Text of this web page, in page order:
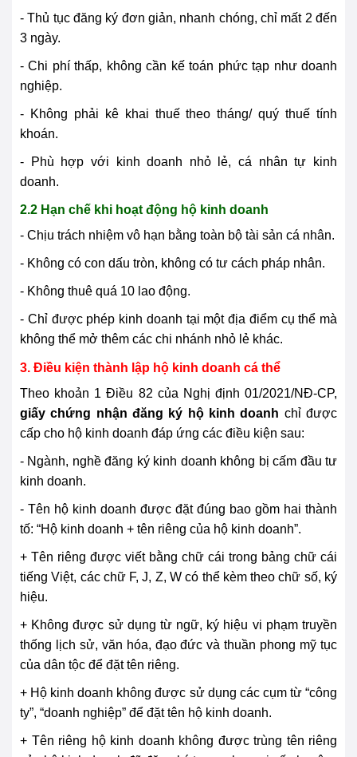
- Thủ tục đăng ký đơn giản, nhanh chóng, chỉ mất 2 đến
3 ngày.
- Chi phí thấp, không cần kế toán phức tạp như doanh
nghiệp.
- Không phải kê khai thuế theo tháng/ quý thuế tính
khoán.
- Phù hợp với kinh doanh nhỏ lẻ, cá nhân tự kinh
doanh.
2.2 Hạn chế khi hoạt động hộ kinh doanh
- Chịu trách nhiệm vô hạn bằng toàn bộ tài sản cá nhân.
- Không có con dấu tròn, không có tư cách pháp nhân.
- Không thuê quá 10 lao động.
- Chỉ được phép kinh doanh tại một địa điểm cụ thể mà
không thể mở thêm các chi nhánh nhỏ lẻ khác.
3. Điều kiện thành lập hộ kinh doanh cá thể
Theo khoản 1 Điều 82 của Nghị định 01/2021/NĐ-CP,
giấy chứng nhận đăng ký hộ kinh doanh chỉ được
cấp cho hộ kinh doanh đáp ứng các điều kiện sau:
- Ngành, nghề đăng ký kinh doanh không bị cấm đầu tư
kinh doanh.
- Tên hộ kinh doanh được đặt đúng bao gồm hai thành
tố: “Hộ kinh doanh + tên riêng của hộ kinh doanh”.
+ Tên riêng được viết bằng chữ cái trong bảng chữ cái
tiếng Việt, các chữ F, J, Z, W có thể kèm theo chữ số, ký
hiệu.
+ Không được sử dụng từ ngữ, ký hiệu vi phạm truyền
thống lịch sử, văn hóa, đạo đức và thuần phong mỹ tục
của dân tộc để đặt tên riêng.
+ Hộ kinh doanh không được sử dụng các cụm từ “công
ty”, “doanh nghiệp” để đặt tên hộ kinh doanh.
+ Tên riêng hộ kinh doanh không được trùng tên riêng